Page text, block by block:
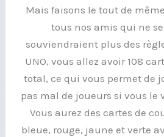
Mais faisons le tout de
tous nos amis qui ne se
souviendraient plus des
UNO, vous allez avoir 108
total, ce qui vous permet de
pas mal de joueurs si vous le
Vous aurez des cartes de
bleue, rouge, jaune et verte